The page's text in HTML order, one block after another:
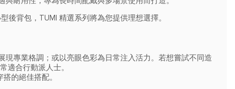
後背包，TUMI 精選系列將為您提供理想選擇。
專業格調；或以亮眼色彩為日常注入活力。若想嘗試不同造
適合行動派人士。
的絕佳搭配。